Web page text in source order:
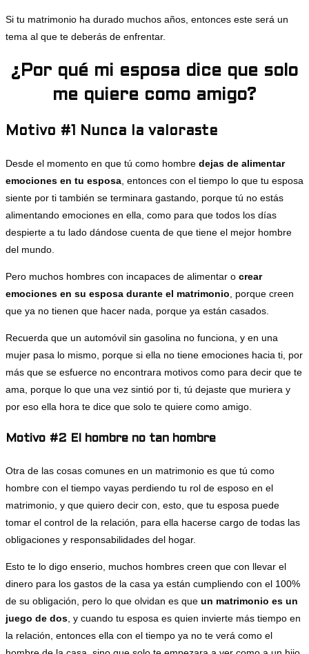
Si tu matrimonio ha durado muchos años, entonces este será un
tema al que te deberás de enfrentar.
¿Por qué mi esposa dice que solo
me quiere como amigo?
Motivo #1 Nunca la valoraste
Desde el momento en que tú como hombre dejas de alimentar
emociones en tu esposa , entonces con el tiempo lo que tu esposa
siente por ti también se terminara gastando, porque tú no estás
alimentando emociones en ella, como para que todos los días
despierte a tu lado dándose cuenta de que tiene el mejor hombre
del mundo.
Pero muchos hombres con incapaces de alimentar o crear
emociones en su esposa durante el matrimonio , porque creen
que ya no tienen que hacer nada, porque ya están casados.
Recuerda que un automóvil sin gasolina no funciona, y en una
mujer pasa lo mismo, porque si ella no tiene emociones hacia ti, por
más que se esfuerce no encontrara motivos como para decir que te
ama, porque lo que una vez sintió por ti, tú dejaste que muriera y
por eso ella hora te dice que solo te quiere como amigo.
Motivo #2 El hombre no tan hombre
Otra de las cosas comunes en un matrimonio es que tú como
hombre con el tiempo vayas perdiendo tu rol de esposo en el
matrimonio, y que quiero decir con, esto, que tu esposa puede
tomar el control de la relación, para ella hacerse cargo de todas las
obligaciones y responsabilidades del hogar.
Esto te lo digo enserio, muchos hombres creen que con llevar el
dinero para los gastos de la casa ya están cumpliendo con el 100%
de su obligación, pero lo que olvidan es que un matrimonio es un
juego de dos, y cuando tu esposa es quien invierte más tiempo en
la relación, entonces ella con el tiempo ya no te verá como el